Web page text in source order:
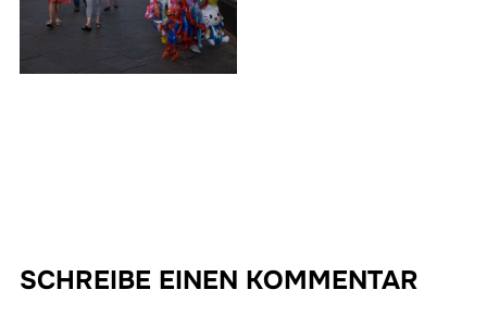
SCHREIBE EINEN KOMMENTAR